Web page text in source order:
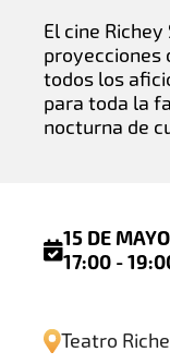
El cine
proyecciones
todos los
para toda la
nocturna de
15 DE
17:00 -
Teatro